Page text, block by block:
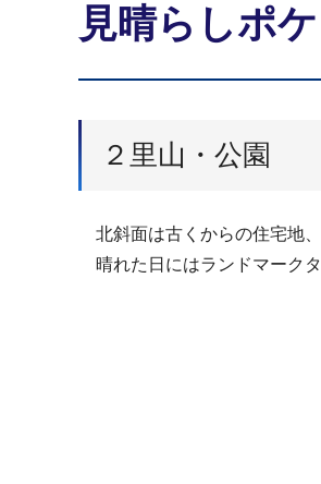
見晴らしポ
２里山・公園
北斜面は古くからの住宅地
晴れた日にはランドマークタ